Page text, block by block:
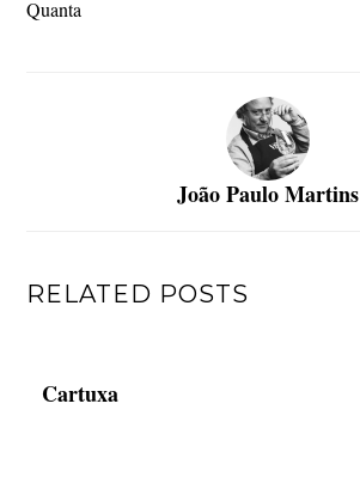
Quanta
João Paulo Martins
RELATED POSTS
Cartuxa